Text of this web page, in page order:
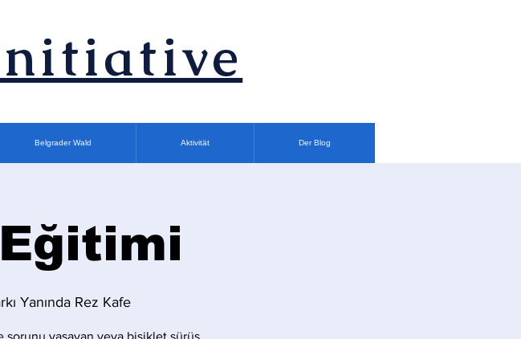
Belgrader Wald Aktivität Der Blog
Yanında Rez Kafe
yaşayan veya bisiklet sürüş